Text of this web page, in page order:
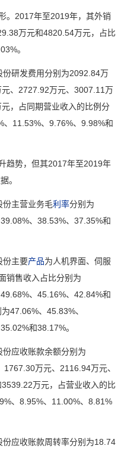
2017年至2019年，其外销
万元和4820.54万元，占比
。
研发费用分别为2092.84万
、2727.92万元、3007.11万
，占同期营业收入的比例分
11.53%、9.76%、9.98%和
势，但其2017年至2019年
。
主营业务毛利率分别为
、38.53%、37.35%和
主要产品为人机界面、伺服
销售收入占比分别为
、45.16%、42.84%和
47.06%、45.83%、
和38.17%。
应收账款余额分别为
万元、2116.94万元、
万元，占营业收入的比
、8.95%、11.00%、8.81%
应收账款周转率分别为18.74